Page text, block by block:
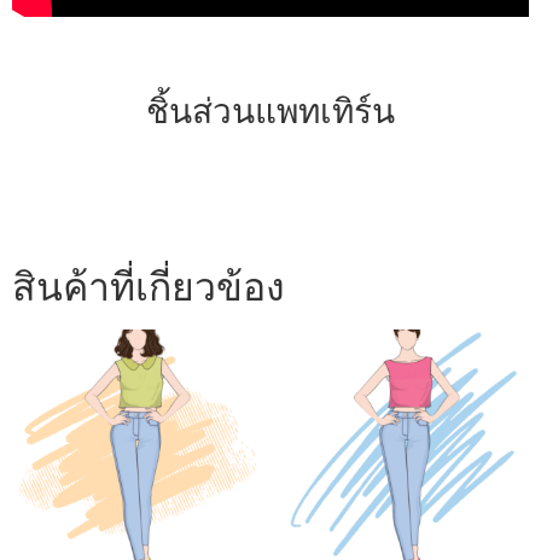
ชิ้นส่วนแพทเทิร์น
สินค้าที่เกี่ยวข้อง